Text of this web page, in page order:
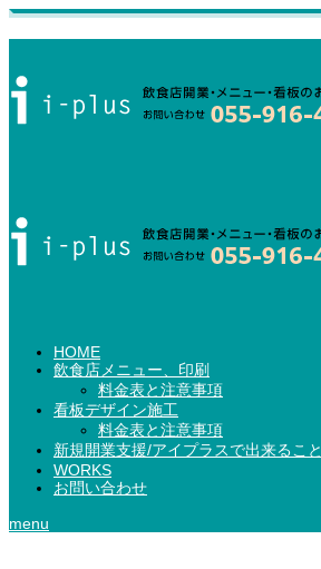
HOME
飲食店メニュー、印刷
料金表と注意事項
看板デザイン施工
料金表と注意事項
新規開業支援/アイプラスで出来ること
WORKS
お問い合わせ
menu